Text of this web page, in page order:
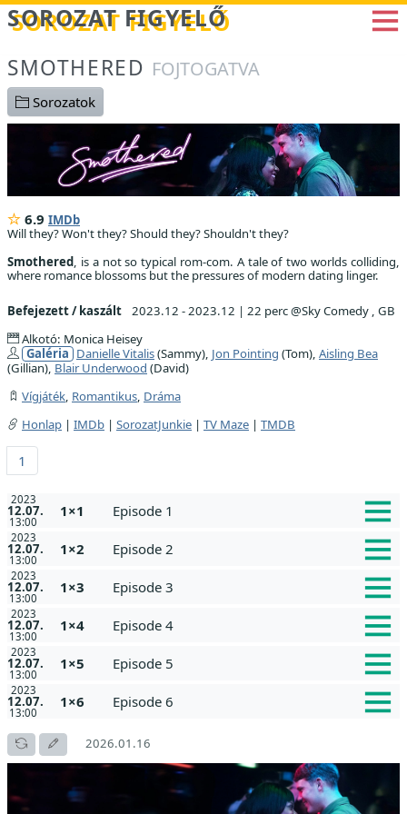
Betöltés...
SOROZAT FIGYELŐ
SMOTHERED FOJTOGATVA
Sorozatok
6.9 IMDb
Will they? Won't they? Should they? Shouldn't they?
Smothered, is a not so typical rom-com. A tale of two worlds colliding,
where romance blossoms but the pressures of modern dating linger.
Befejezett / kaszált 2023.12 - 2023.12 | 22 perc @Sky Comedy , GB
Alkotó: Monica Heisey
Galéria Danielle Vitalis(Sammy), Jon Pointing (Tom), Aisling Bea
(Gillian), Blair Underwood (David)
Vígjáték, Romantikus, Dráma
Honlap | IMDb | SorozatJunkie | TV Maze | TMDB
1
2023
12.07.
13:00
1×1 Episode 1
2023
12.07.
13:00
1×2 Episode 2
2023
12.07.
13:00
1×3 Episode 3
2023
12.07.
13:00
1×4 Episode 4
2023
12.07.
13:00
1×5 Episode 5
2023
12.07.
13:00
1×6 Episode 6
2026.01.16